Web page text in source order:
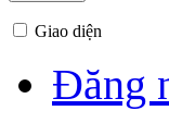
Giao diện
Đăng